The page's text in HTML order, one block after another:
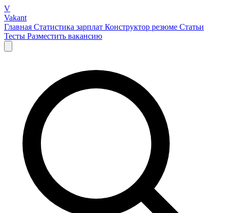
V
Vakant
Главная Статистика зарплат Конструктор резюме Статьи
Тесты Разместить вакансию